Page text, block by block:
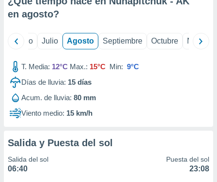
e
publicidad
publicidad
de
en agosto?
Junio Julio Agosto Septiembre Octubre
T. Media: 12°C Max.: 15°C Min: 9°C
Días de lluvia: 15 días
Acum. de lluvia: 80 mm
Viento medio: 15 km/h
Salida y Puesta del sol
Salida del sol
06:40
Puesta del sol
23:08